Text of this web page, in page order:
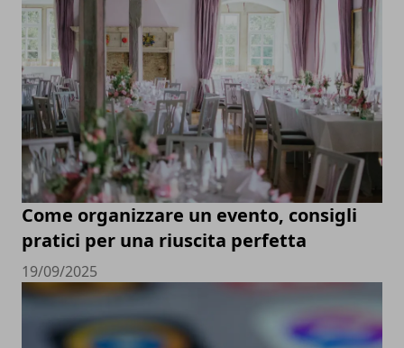
Come organizzare un evento, consigli
pratici per una riuscita perfetta
19/09/2025